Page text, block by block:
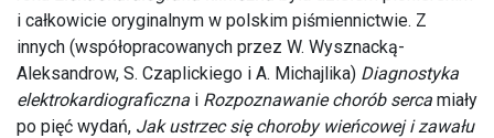
i całkowicie oryginalnym w polskim piśmiennictwie. Z
innych (współopracowanych przez W. Wysznacką-
Aleksandrow, S. Czaplickiego i A. Michajlika) Diagnostyka
elektrokardiograficzna i Rozpoznawanie chorób serca miały
po pięć wydań, Jak ustrzec się choroby wieńcowej i zawału